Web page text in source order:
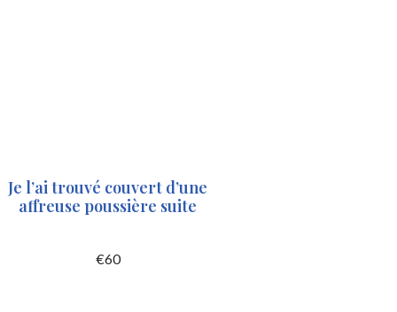
Je l’ai trouvé couvert d’une
affreuse poussière suite
€60